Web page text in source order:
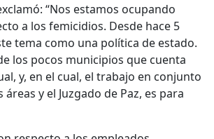
“Nos estamos ocupando
a los femicidios. Desde hace 5
tema como una política de estado.
los pocos municipios que cuenta
y, en el cual, el trabajo en conjunto
y el Juzgado de Paz, es para